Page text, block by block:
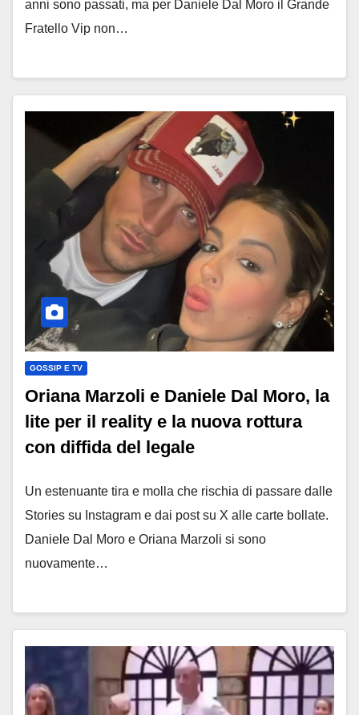
anni sono passati, ma per Daniele Dal Moro il Grande
Fratello Vip non…
GOSSIP E TV
Oriana Marzoli e Daniele Dal Moro, la
lite per il reality e la nuova rottura
con diffida del legale
Un estenuante tira e molla che rischia di passare dalle
Stories su Instagram e dai post su X alle carte bollate.
Daniele Dal Moro e Oriana Marzoli si sono
nuovamente…